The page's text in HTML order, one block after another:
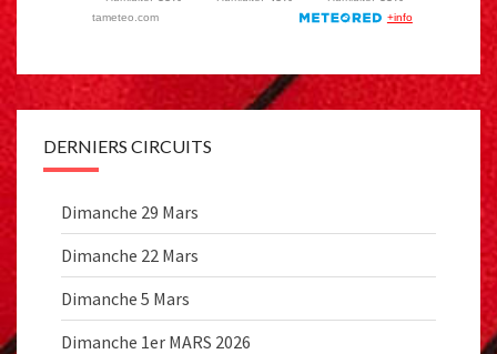
DERNIERS CIRCUITS
Dimanche 29 Mars
Dimanche 22 Mars
Dimanche 5 Mars
Dimanche 1er MARS 2026